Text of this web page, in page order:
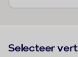
Selecteer